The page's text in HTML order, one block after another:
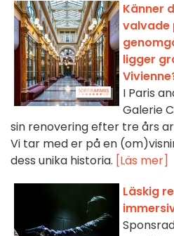
Känner
valvade
ligger
I Paris
Galerie
sin renovering efter tre års
Vi tar med er på en
dess unika historia. [Läs mer]
Läskig